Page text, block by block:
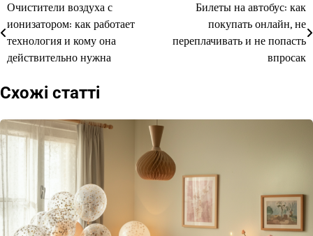
Навігація
записів
Очистители воздуха с
ионизатором: как работает
технология и кому она
действительно нужна
Билеты на автобус: как
покупать онлайн, не
переплачивать и не попасть
впросак
Схожі статті